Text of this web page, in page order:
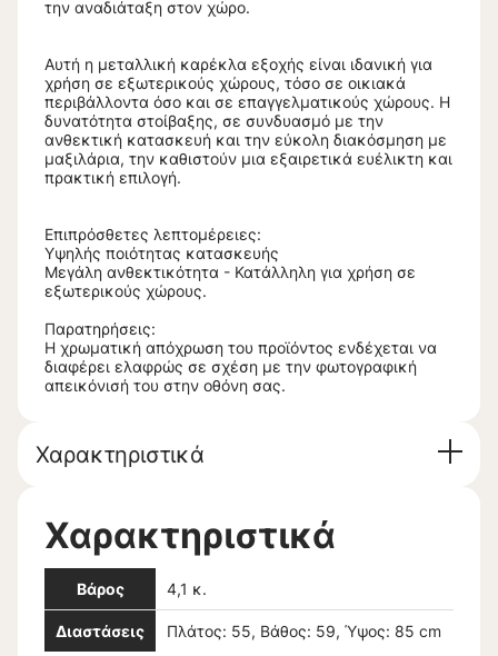
την αναδιάταξη στον χώρο.
Αυτή η μεταλλική καρέκλα εξοχής είναι ιδανική για
χρήση σε εξωτερικούς χώρους, τόσο σε οικιακά
περιβάλλοντα όσο και σε επαγγελματικούς χώρους. Η
δυνατότητα στοίβαξης, σε συνδυασμό με την
ανθεκτική κατασκευή και την εύκολη διακόσμηση με
μαξιλάρια, την καθιστούν μια εξαιρετικά ευέλικτη και
πρακτική επιλογή.
Επιπρόσθετες λεπτομέρειες:
Υψηλής ποιότητας κατασκευής
Μεγάλη ανθεκτικότητα - Κατάλληλη για χρήση σε
εξωτερικούς χώρους.
Παρατηρήσεις:
Η χρωματική απόχρωση του προϊόντος ενδέχεται να
διαφέρει ελαφρώς σε σχέση με την φωτογραφική
απεικόνισή του στην οθόνη σας.
Χαρακτηριστικά
Χαρακτηριστικά
Βάρος 4,1 κ.
Διαστάσεις Πλάτος: 55, Βάθος: 59, Ύψος: 85 cm